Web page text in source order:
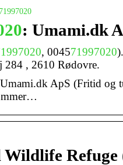
71997020
: Umami.dk
, 004571997020
284 , 2610 Rødovre.
ApS (Fritid og